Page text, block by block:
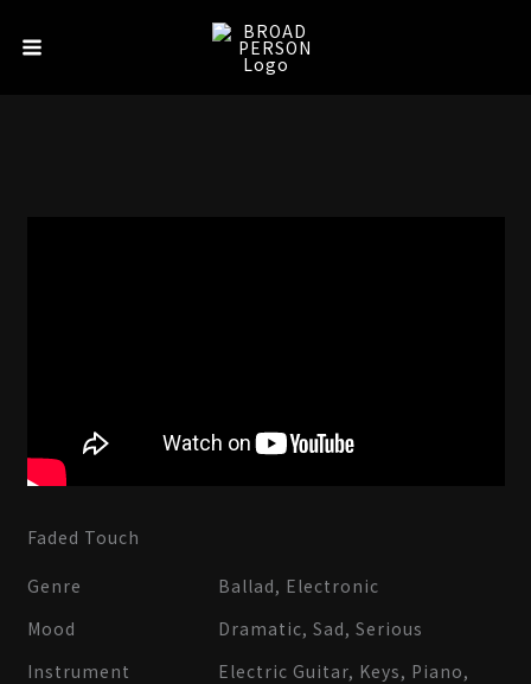
Menu
Faded Touch
Genre
Ballad, Electronic
Mood
Dramatic, Sad, Serious
Instrument
Electric Guitar, Keys, Piano,